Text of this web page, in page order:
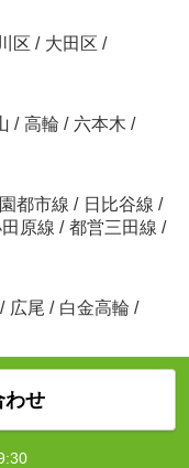
区 / 大田区 /
/ 高輪 / 六本木 /
都市線 / 日比谷線 /
原線 / 都営三田線 /
/ 広尾 / 白金高輪 /
わせ